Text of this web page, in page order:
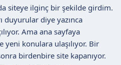
siteye ilginç bir şekilde girdim.
duyurular diye yazınca
Ama ana sayfaya
yeni konulara ulaşılıyor. Bir
birdenbire site kapanıyor.